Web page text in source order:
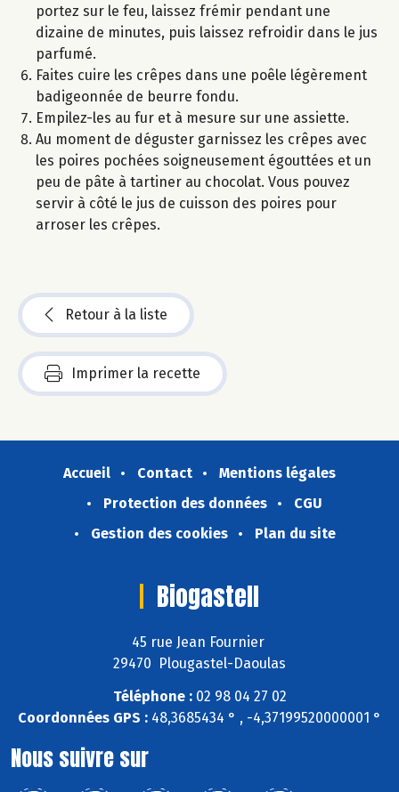
portez sur le feu, laissez frémir pendant une
dizaine de minutes, puis laissez refroidir dans le jus
parfumé.
Faites cuire les crêpes dans une poêle légèrement
badigeonnée de beurre fondu.
Empilez-les au fur et à mesure sur une assiette.
Au moment de déguster garnissez les crêpes avec
les poires pochées soigneusement égouttées et un
peu de pâte à tartiner au chocolat. Vous pouvez
servir à côté le jus de cuisson des poires pour
arroser les crêpes.
Retour à la liste
Imprimer la recette
Accueil Contact
Mentions légales
Protection des données
CGU
Gestion des cookies
Plan du site
Biogastell
45 rue Jean Fournier
29470 Plougastel-Daoulas
Téléphone :02 98 04 27 02
Coordonnées GPS : 48,3685434 ° , -4,37199520000001 °
Nous suivre sur